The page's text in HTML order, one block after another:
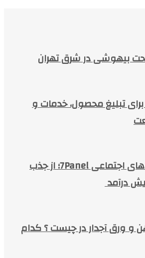
بیهوشی در شرق تهران
تبلیغ محصول، خدمات و
خدمات شبکه‌های اجتماعی 7Panel؛ از جذب
درآمد
و ورق آجدار در چیست ؟ کدام